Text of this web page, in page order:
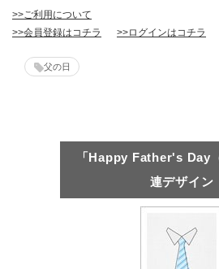
>>ご利用について
>>会員登録はコチラ
>>ログインはコチラ
父の日
「Happy Father's Day
連デザイン